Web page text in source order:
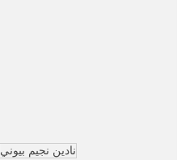
نادين نجيم بيوني